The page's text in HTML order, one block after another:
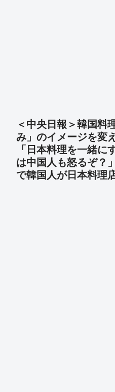
＜中央日報＞韓国料
み」のイメージを
「日本料理を一緒に
は中国人も怒るぞ？
で韓国人が日本料理